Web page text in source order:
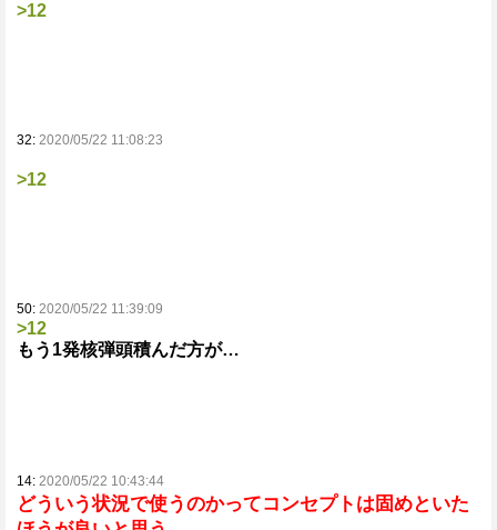
>12
32: 2020/05/22 11:08:23
>12
50: 2020/05/22 11:39:09
>12
もう1発核弾頭積んだ方が…
14: 2020/05/22 10:43:44
どういう状況で使うのかってコンセプトは固めといた